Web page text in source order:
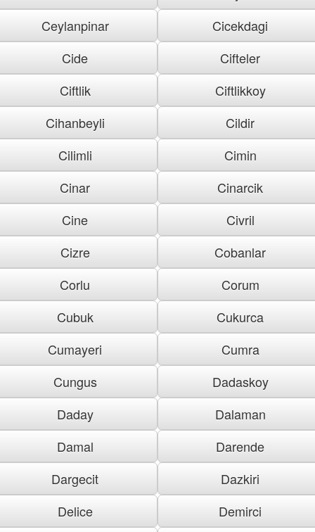
Ceylanpinar
Cicekdagi
Cide
Cifteler
Ciftlik
Ciftlikkoy
Cihanbeyli
Cildir
Cilimli
Cimin
Cinar
Cinarcik
Cine
Civril
Cizre
Cobanlar
Corlu
Corum
Cubuk
Cukurca
Cumayeri
Cumra
Cungus
Dadaskoy
Daday
Dalaman
Damal
Darende
Dargecit
Dazkiri
Delice
Demirci